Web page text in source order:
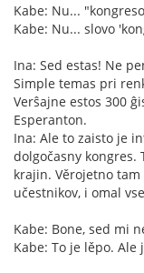
Kabe: Nu...
Kabe: Nu... slovo
Ina: Sed estas! Ne
Simple temas pri
Verŝajne estos 300
Esperanton.
Ina: Ale to zaisto je
dolgočasny kongres.
krajin. Věrojetno
učestnikov, i omal
Kabe: Bone, sed mi
Kabe: To je lěpo. Ale